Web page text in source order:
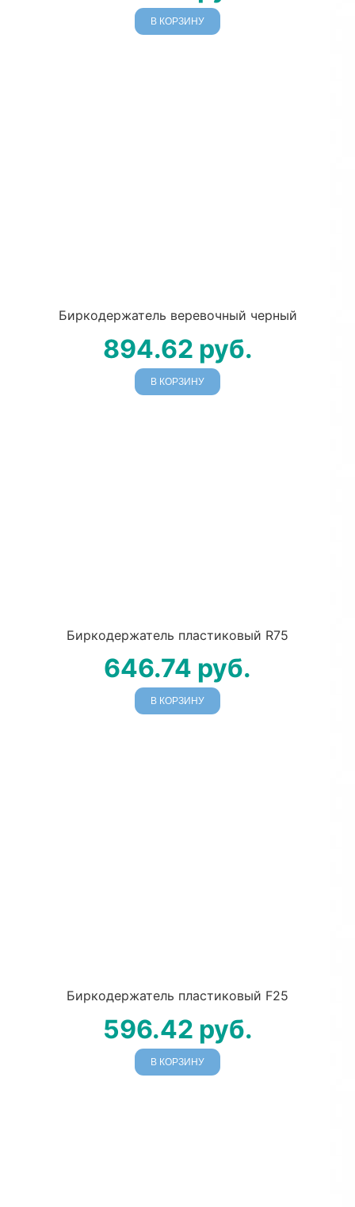
В КОРЗИНУ
Биркодержатель веревочный черный
894.62 руб.
В КОРЗИНУ
Биркодержатель пластиковый R75
646.74 руб.
В КОРЗИНУ
Биркодержатель пластиковый F25
596.42 руб.
В КОРЗИНУ